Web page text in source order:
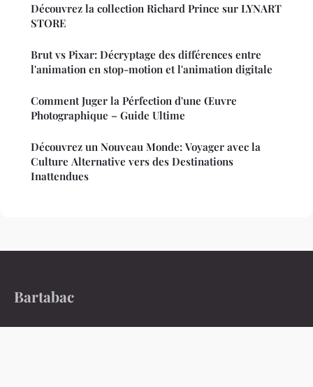
Découvrez la collection Richard Prince sur LYNART
STORE
Brut vs Pixar: Décryptage des différences entre
l'animation en stop-motion et l'animation digitale
Comment Juger la Pérfection d'une Œuvre
Photographique – Guide Ultime
Découvrez un Nouveau Monde: Voyager avec la
Culture Alternative vers des Destinations
Inattendues
Bartabac